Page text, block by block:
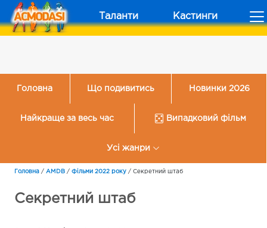
Таланти Кастинги
Головна Що подивитись Новинки 2026
Найкраще за весь час Випадковий фільм
Усі жанри
Головна / AMDB / Фільми 2022 року / Секретний штаб
Секретний штаб